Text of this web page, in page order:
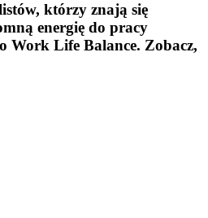
którzy znają się
energię do pracy
Work Life Balance. Zobacz,